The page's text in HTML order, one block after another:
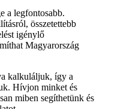
a legfontosabb.
összetettebb
igénylő
Magyarország
kalkuláljuk, így a
Hívjon minket és
miben segíthetünk és